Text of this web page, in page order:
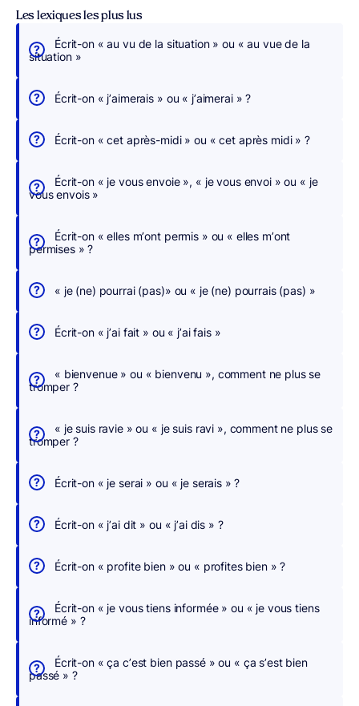
É
r
i
v
e
s
s
h
r
h
e
,
n
u
c
r
i
g
o
Les lexiques les plus lus
Écrit-on « au vu de la situation » ou « au vue de la
situation »
Écrit-on « j’aimerais » ou « j’aimerai » ?
Écrit-on « cet après-midi » ou « cet après midi » ?
Écrit-on « je vous envoie », « je vous envoi » ou « je
vous envois »
Écrit-on « elles m’ont permis » ou « elles m’ont
permises » ?
« je (ne) pourrai (pas)» ou « je (ne) pourrais (pas) »
Écrit-on « j’ai fait » ou « j’ai fais »
« bienvenue » ou « bienvenu », comment ne plus se
tromper ?
« je suis ravie » ou « je suis ravi », comment ne plus se
tromper ?
Écrit-on « je serai » ou « je serais » ?
Écrit-on « j’ai dit » ou « j’ai dis » ?
Écrit-on « profite bien » ou « profites bien » ?
Écrit-on « je vous tiens informée » ou « je vous tiens
informé » ?
Écrit-on « ça c’est bien passé » ou « ça s’est bien
passé » ?